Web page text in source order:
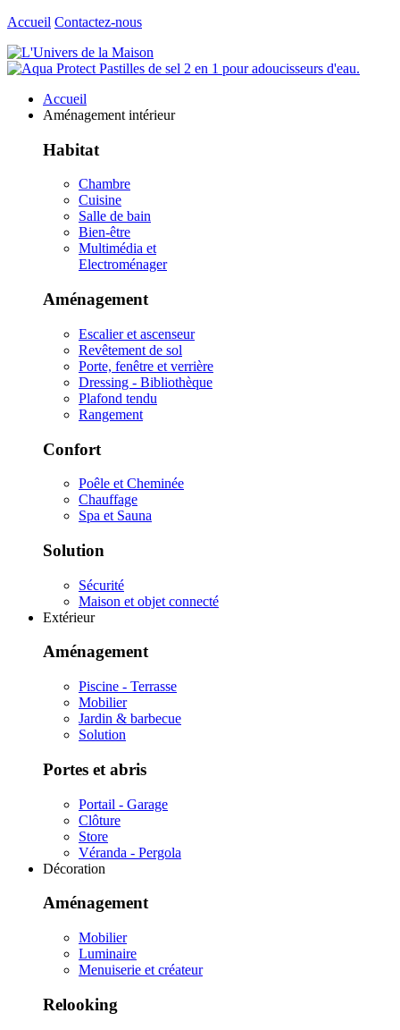
Accueil Contactez-nous
Accueil
Aménagement intérieur
Habitat
Chambre
Cuisine
Salle de bain
Bien-être
Multimédia et
Electroménager
Aménagement
Escalier et ascenseur
Revêtement de sol
Porte, fenêtre et verrière
Dressing - Bibliothèque
Plafond tendu
Rangement
Confort
Poêle et Cheminée
Chauffage
Spa et Sauna
Solution
Sécurité
Maison et objet connecté
Extérieur
Aménagement
Piscine - Terrasse
Mobilier
Jardin & barbecue
Solution
Portes et abris
Portail - Garage
Clôture
Store
Véranda - Pergola
Décoration
Aménagement
Mobilier
Luminaire
Menuiserie et créateur
Relooking